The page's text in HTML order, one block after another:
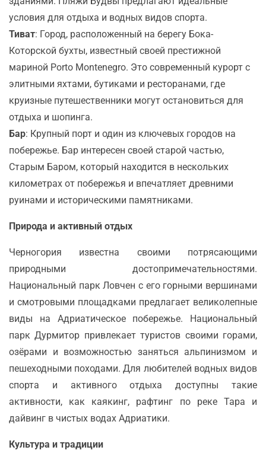
условия для отдыха и водных видов спорта.
Тиват: Город, расположенный на берегу Бока-
Которской бухты, известный своей престижной
мариной Porto Montenegro. Это современный курорт с
элитными яхтами, бутиками и ресторанами, где
круизные путешественники могут остановиться для
отдыха и шопинга.
Бар: Крупный порт и один из ключевых городов на
побережье. Бар интересен своей старой частью,
Старым Баром, который находится в нескольких
километрах от побережья и впечатляет древними
руинами и историческими памятниками.
Природа и активный отдых
Черногория известна своими потрясающими
природными достопримечательностями.
Национальный парк Ловчен с его горными вершинами
и смотровыми площадками предлагает великолепные
виды на Адриатическое побережье. Национальный
парк Дурмитор привлекает туристов своими горами,
озёрами и возможностью заняться альпинизмом и
пешеходными походами. Для любителей водных видов
спорта и активного отдыха доступны такие
активности, как каякинг, рафтинг по реке Тара и
дайвинг в чистых водах Адриатики.
Культура и традиции